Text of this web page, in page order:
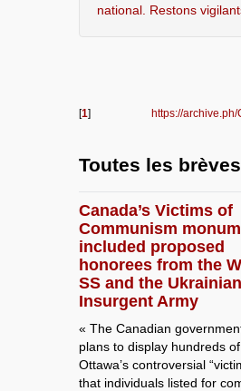
national. Restons
[1] https://archive.ph/
Toutes les
Canada’s Victims of
Communism
included proposed
honorees from the
SS and the Ukrainian
Insurgent Army
« The Canadian
plans to display hundreds
Ottawa’s controversial
that individuals listed for